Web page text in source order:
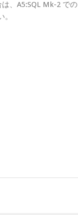
、A5:SQL Mk-2 での